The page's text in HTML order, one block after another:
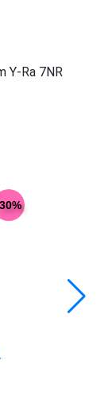
Y-Ra 7NR